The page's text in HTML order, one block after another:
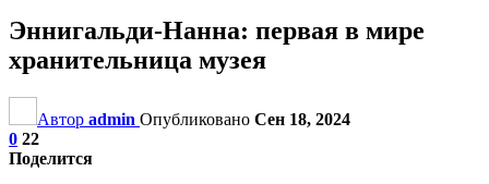
Эннигальди-Нанна: первая в мире
хранительница музея
Автор admin Опубликовано Сен 18, 2024
0 22
Поделится